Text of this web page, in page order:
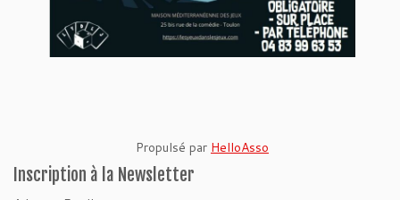
Propulsé par HelloAsso
Inscription à la Newsletter